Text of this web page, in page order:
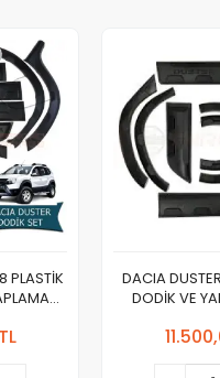
PLASTİK
DACIA
DODİK VE